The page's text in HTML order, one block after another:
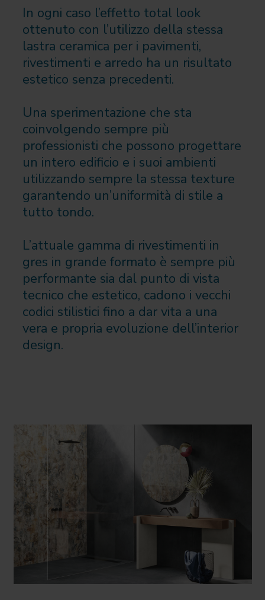
In ogni caso l’effetto total look
ottenuto con l’utilizzo della stessa
lastra ceramica per i pavimenti,
rivestimenti e arredo ha un risultato
estetico senza precedenti.
Una sperimentazione che sta
coinvolgendo sempre più
professionisti che possono progettare
un intero edificio e i suoi ambienti
utilizzando sempre la stessa texture
garantendo un’uniformità di stile a
tutto tondo.
L’attuale gamma di rivestimenti in
gres in grande formato è sempre più
performante sia dal punto di vista
tecnico che estetico, cadono i vecchi
codici stilistici fino a dar vita a una
vera e propria evoluzione dell’interior
design.